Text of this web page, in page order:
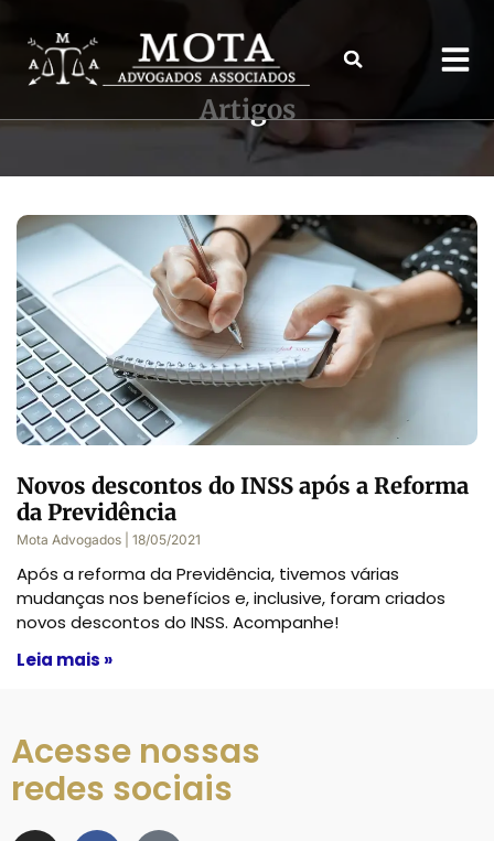
Artigos
Novos descontos do INSS após a Reforma
da Previdência
Mota Advogados 18/05/2021
Após a reforma da Previdência, tivemos várias
mudanças nos benefícios e, inclusive, foram criados
novos descontos do INSS. Acompanhe!
Leia mais »
Acesse nossas
redes sociais